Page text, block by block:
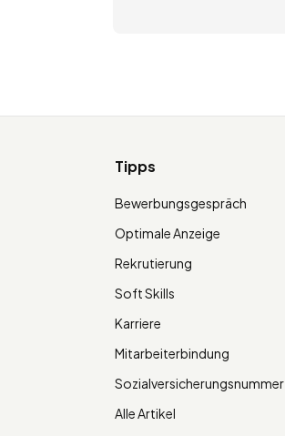
Tipps
Bewerbungsgespräch
Optimale Anzeige
Rekrutierung
Soft Skills
Karriere
Mitarbeiterbindung
Sozialversicherungsnummer
Alle Artikel